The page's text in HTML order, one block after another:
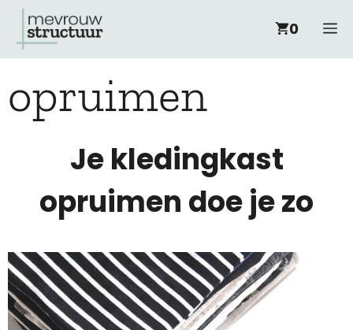
naar
inhoud
0
opruimen
Je kledingkast
opruimen doe je zo